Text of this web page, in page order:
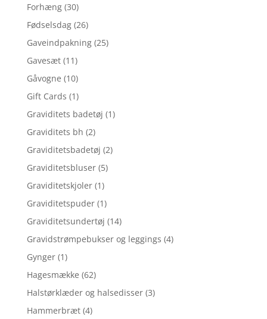
Forhæng (30)
Fødselsdag (26)
Gaveindpakning (25)
Gavesæt (11)
Gåvogne (10)
Gift Cards (1)
Graviditets badetøj (1)
Graviditets bh (2)
Graviditetsbadetøj (2)
Graviditetsbluser (5)
Graviditetskjoler (1)
Graviditetspuder (1)
Graviditetsundertøj (14)
Gravidstrømpebukser og leggings (4)
Gynger (1)
Hagesmække (62)
Halstørklæder og halsedisser (3)
Hammerbræt (4)